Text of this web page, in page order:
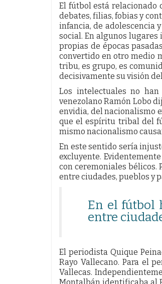
El fútbol está relacionado
debates, filias, fobias y
infancia, de adolescencia
social. En algunos
propias de épocas
convertido en otro medio
tribu, es grupo, es
decisivamente su visión
Los intelectuales no
venezolano Ramón Lobo
envidia, del nacionalismo
que el espíritu tribal del
mismo nacionalismo
En este sentido sería
excluyente.
con ceremoniales bélicos.
entre ciudades, pueblos y
En el fútbol
entre
El periodista Quique
Rayo Vallecano. Para el
Vallecas.